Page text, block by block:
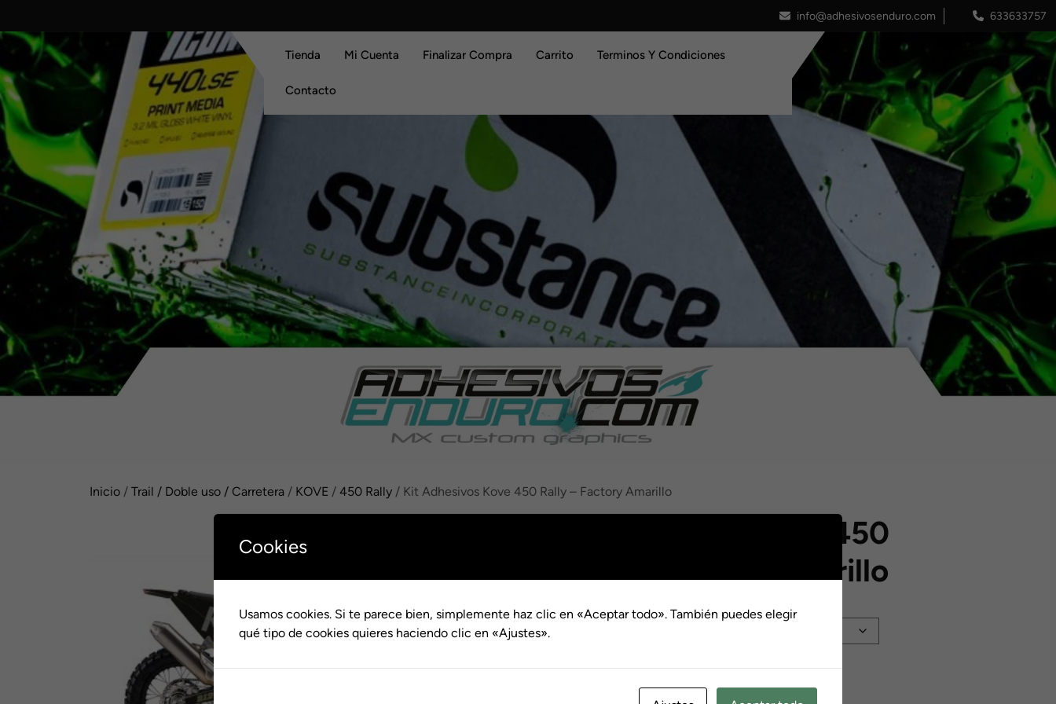
content
info@adhesivosenduro.com 633633757
Tienda Mi Cuenta Finalizar Compra Carrito Terminos Y Condiciones
Contacto
Inicio / Trail / Doble uso / Carretera / KOVE / 450 Rally / Kit Adhesivos Kove 450 Rally – Factory Amarillo
Kit Adhesivos Kove 450
Rally – Factory Amarillo
€ 109.00 € 159.00
Rango
desde
€109.00
Acabado
Kit
Añadir al carrito
Cookies
Usamos cookies. Si te parece bien, simplemente haz clic en «Aceptar todo». También puedes elegir
qué tipo de cookies quieres haciendo clic en «Ajustes».